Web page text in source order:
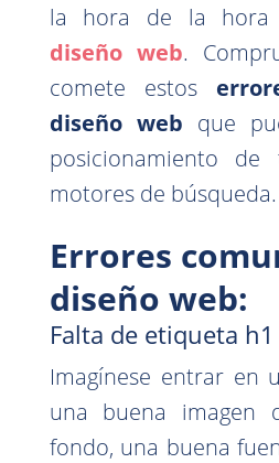
la hora de la hora
diseño web.
comete estos
diseño web que
posicionamiento
motores de búsqueda.
Errores
diseño web:
Falta de etiqueta h1
Imagínese entrar en
una buena imagen
fondo, una buena